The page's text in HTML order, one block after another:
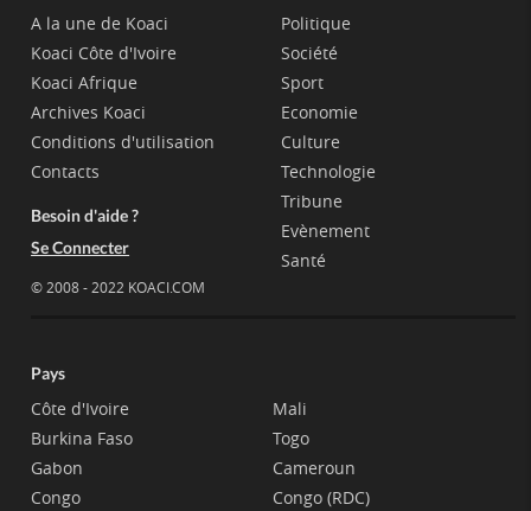
A la une de Koaci
Koaci Côte d'Ivoire
Koaci Afrique
Archives Koaci
Conditions d'utilisation
Contacts
Besoin d'aide ?
Se Connecter
© 2008 - 2022 KOACI.COM
Politique
Société
Sport
Economie
Culture
Technologie
Tribune
Evènement
Santé
Pays
Côte d'Ivoire
Burkina Faso
Gabon
Congo
Mali
Togo
Cameroun
Congo (RDC)